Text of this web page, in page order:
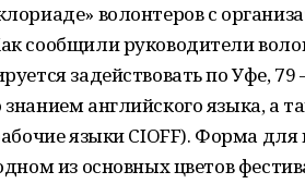
волонтеров с
сообщили руководители
задействовать по Уфе,
английского языка, а
языки CIOFF). Форма
из основных цветов